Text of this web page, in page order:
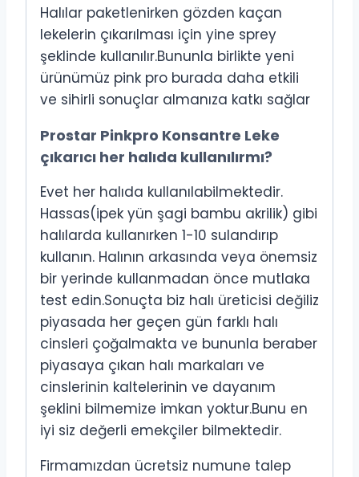
Halılar paketlenirken gözden kaçan
lekelerin çıkarılması için yine sprey
şeklinde kullanılır.Bununla birlikte yeni
ürünümüz pink pro burada daha etkili
ve sihirli sonuçlar almanıza katkı sağlar
Prostar Pinkpro Konsantre Leke
çıkarıcı her halıda kullanılırmı?
Evet her halıda kullanılabilmektedir.
Hassas(ipek yün şagi bambu akrilik) gibi
halılarda kullanırken 1-10 sulandırıp
kullanın. Halının arkasında veya önemsiz
bir yerinde kullanmadan önce mutlaka
test edin.Sonuçta biz halı üreticisi değiliz
piyasada her geçen gün farklı halı
cinsleri çoğalmakta ve bununla beraber
piyasaya çıkan halı markaları ve
cinslerinin kaltelerinin ve dayanım
şeklini bilmemize imkan yoktur.Bunu en
iyi siz değerli emekçiler bilmektedir.
Firmamızdan ücretsiz numune talep